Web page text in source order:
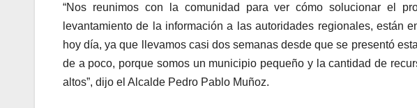
“Nos reunimos con la comunidad para ver cómo solucionar el
levantamiento de la información a las autoridades regionales, están
hoy día, ya que llevamos casi dos semanas desde que se presentó
de a poco, porque somos un municipio pequeño y la cantidad de
altos”, dijo el Alcalde Pedro Pablo Muñoz.